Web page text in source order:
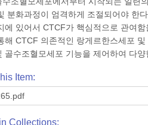
분화과정이 엄격하게 조절되어야 한
에 있어서 CTCF가 핵심적으로 관여함
해 CTCF 의존적인 랑게르한스세포
골수조혈모세포 기능을 제어하여 다
Item:
Collections: